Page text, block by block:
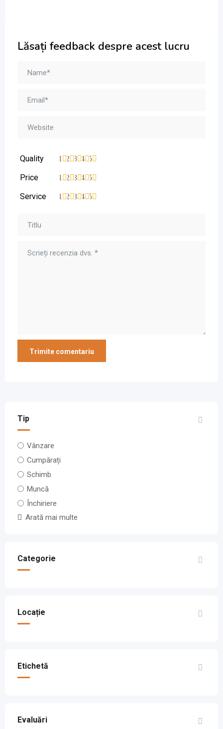
Lăsați feedback despre acest lucru
Quality 5
4
3
2
1
Price 5
4
3
2
1
Service 5
4
3
2
1
Tip
Vânzare
Cumpărați
Schimb
Muncă
Închiriere
Arată mai multe
Categorie
Locație
Etichetă
Evaluări